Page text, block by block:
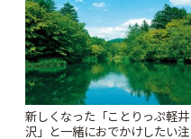
新しくなった「ことりっぷ軽井
沢」と一緒におでかけしたい注